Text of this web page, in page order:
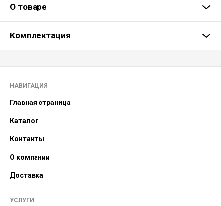
О товаре
Комплектация
НАВИГАЦИЯ
Главная страница
Каталог
Контакты
О компании
Доставка
УСЛУГИ